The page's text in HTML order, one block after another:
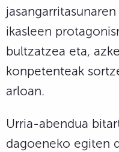
ikasleen
bultzatzea eta,
konpetenteak
arloan.
Urria-abendua
dagoeneko egiten